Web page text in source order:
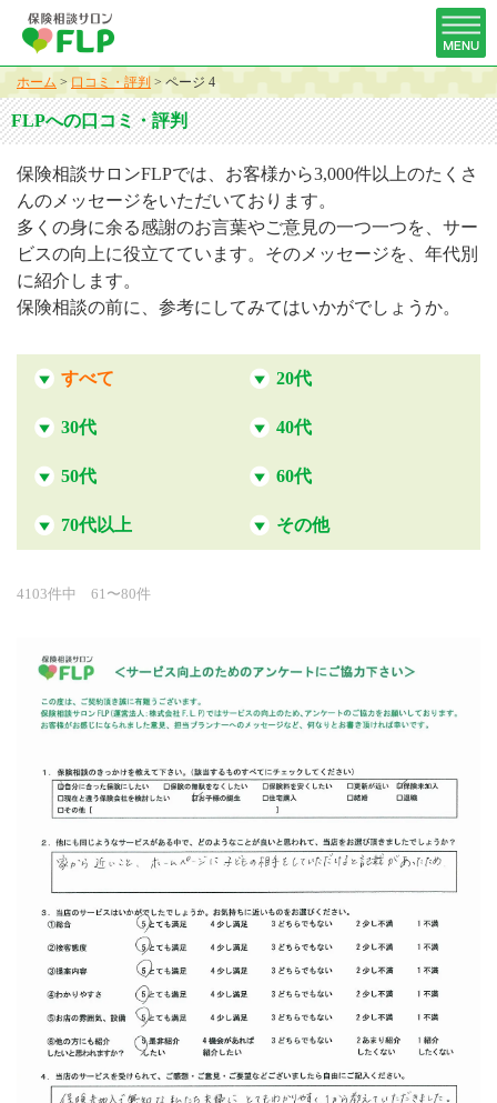
ホーム > 口コミ・評判 > ページ 4
FLPへの口コミ・評判
保険相談サロンFLPでは、お客様から3,000件以上のたくさ
んのメッセージをいただいております。
多くの身に余る感謝のお言葉やご意見の一つ一つを、サー
ビスの向上に役立てています。そのメッセージを、年代別
に紹介します。
保険相談の前に、参考にしてみてはいかがでしょうか。
すべて 20代
30代 40代
50代 60代
70代以上 その他
4103件中 61〜80件